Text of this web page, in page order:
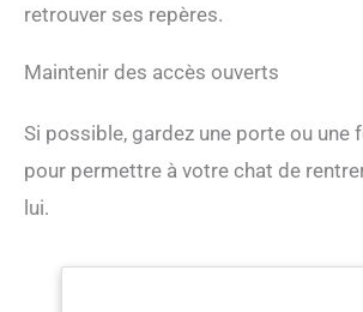
retrouver ses repères.
Maintenir des accès ouverts
Si possible, gardez une porte ou une
pour permettre à votre chat de
lui.